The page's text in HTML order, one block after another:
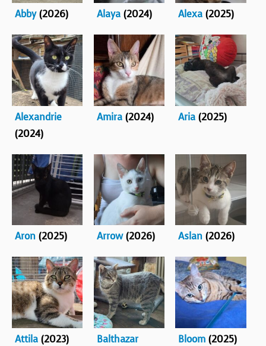
Abby (2026) Alaya (2024) Alexa (2025)
Alexandrie
(2024)
Amira (2024) Aria (2025)
Aron (2025) Arrow (2026) Aslan (2026)
Attila (2023)
Balthazar
Bloom (2025)